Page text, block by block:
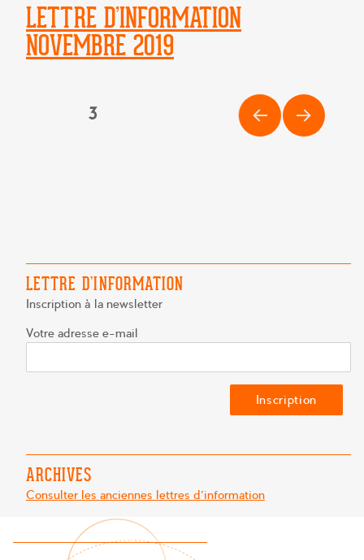
LETTRE D’INFORMATION
NOVEMBRE 2019
PAGINATION
PAGE3
LETTRE D’INFORMATION
Inscription à la newsletter
Votre adresse e-mail
ARCHIVES
Consulter les anciennes lettres d'information